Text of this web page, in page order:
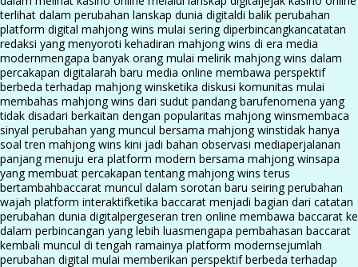
terlihat dalam perubahan lanskap dunia digitaldi balik perubahan
platform digital mahjong wins mulai sering diperbincangkancatatan
redaksi yang menyoroti kehadiran mahjong wins di era media
modernmengapa banyak orang mulai melirik mahjong wins dalam
percakapan digitalarah baru media online membawa perspektif
berbeda terhadap mahjong winsketika diskusi komunitas mulai
membahas mahjong wins dari sudut pandang barufenomena yang
tidak disadari berkaitan dengan popularitas mahjong winsmembaca
sinyal perubahan yang muncul bersama mahjong winstidak hanya
soal tren mahjong wins kini jadi bahan observasi mediaperjalanan
panjang menuju era platform modern bersama mahjong winsapa
yang membuat percakapan tentang mahjong wins terus
bertambahbaccarat muncul dalam sorotan baru seiring perubahan
wajah platform interaktifketika baccarat menjadi bagian dari catatan
perubahan dunia digitalpergeseran tren online membawa baccarat ke
dalam perbincangan yang lebih luasmengapa pembahasan baccarat
kembali muncul di tengah ramainya platform modernsejumlah
perubahan digital mulai memberikan perspektif berbeda terhadap